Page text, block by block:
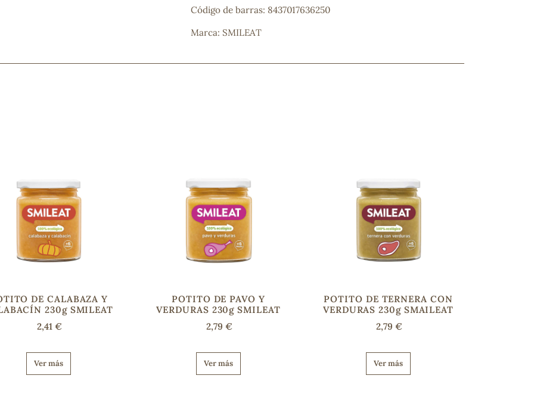
Cuidado facial
Código de barras: 8437017636250
Marca: SMILEAT
DE CALABAZA Y
230g SMILEAT
2,41 €
Ver más
POTITO DE PAVO Y
VERDURAS 230g SMILEAT
2,79 €
Ver más
POTITO DE TERNERA CON
VERDURAS 230g SMAILEAT
2,79 €
Ver más